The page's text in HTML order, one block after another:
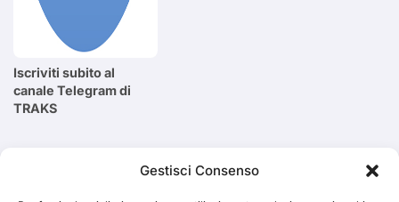
Gestisci Consenso
Iscriviti subito al
canale Telegram di
TRAKS